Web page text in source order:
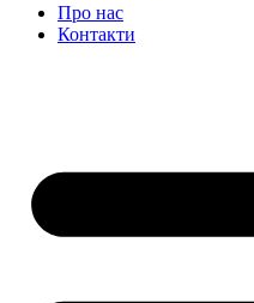
Про нас
Контакти